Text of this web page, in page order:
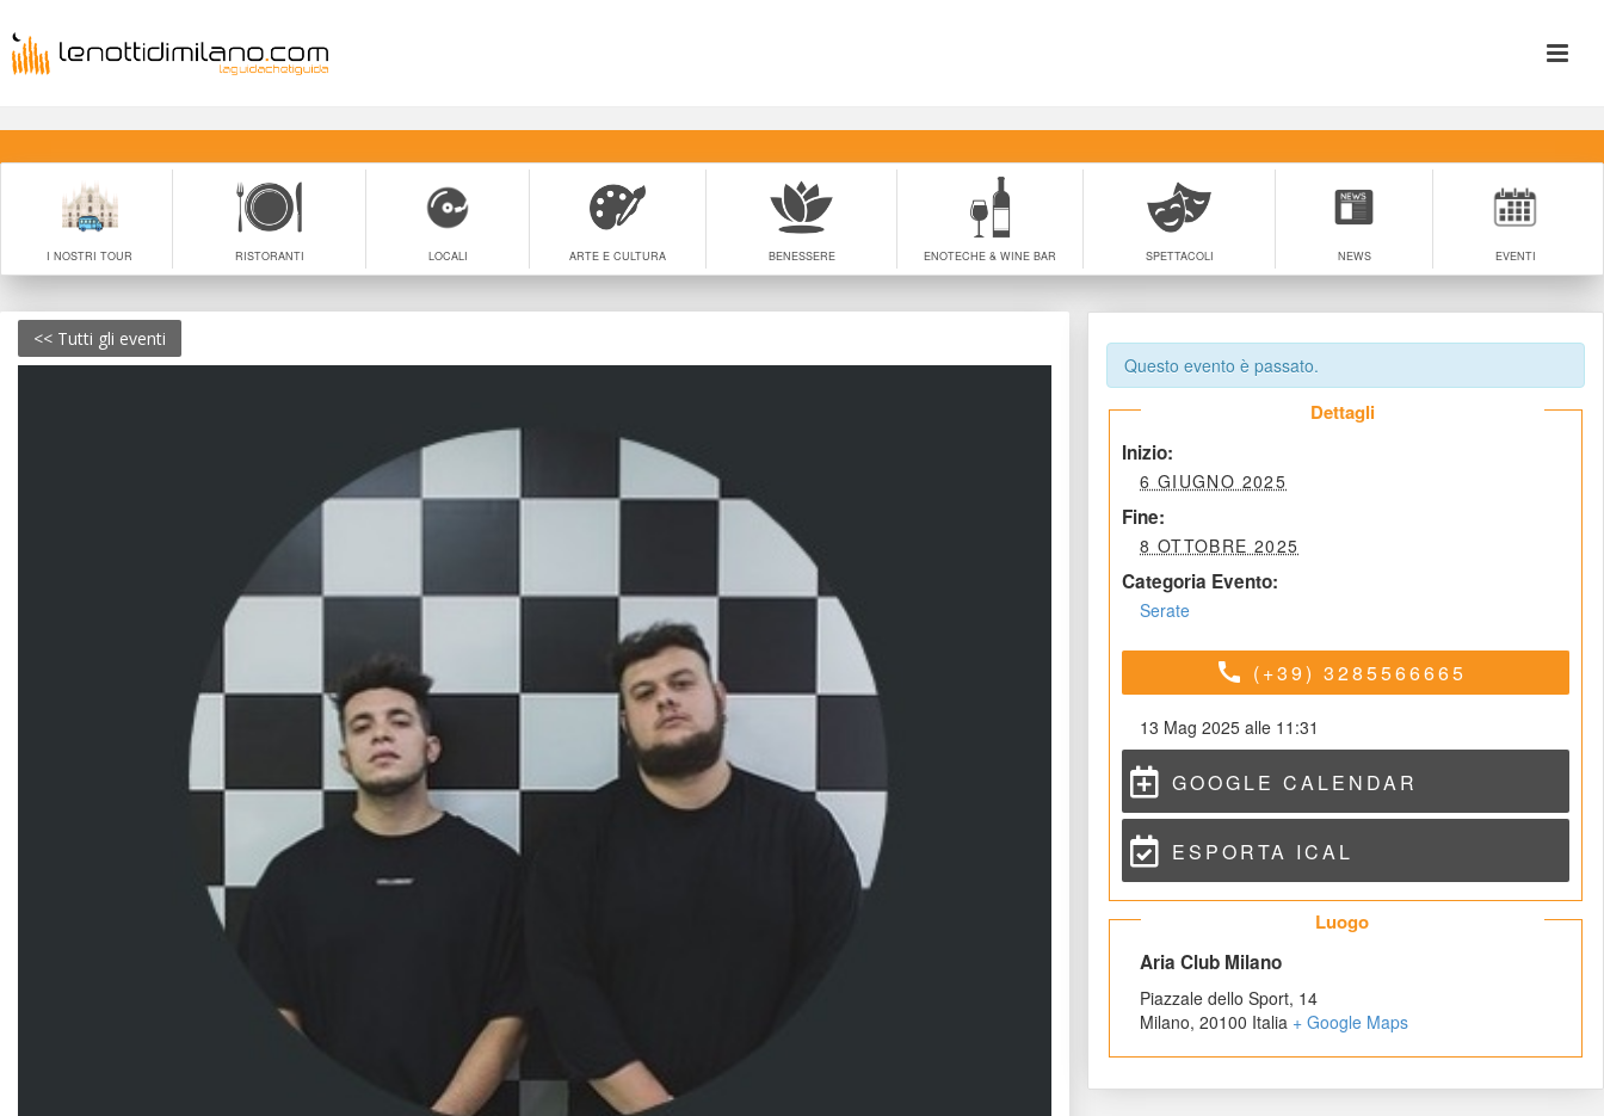
I NOSTRI TOUR RISTORANTI LOCALI ARTE E CULTURA BENESSERE ENOTECHE & WINE BAR SPETTACOLI NEWS EVENTI
<< Tutti gli eventi
Questo evento è passato.
Dettagli
Inizio:
6 GIUGNO 2025
Fine:
8 OTTOBRE 2025
Categoria Evento:
Serate
call (+39) 3285566665
13 Mag 2025 alle 11:31
GOOGLE CALENDAR
ESPORTA ICAL
Luogo
Aria Club Milano
Piazzale dello Sport, 14
Milano, 20100 Italia + Google Map